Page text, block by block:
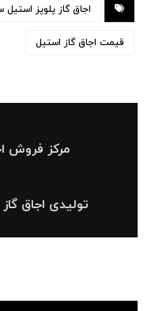
اجاق گاز پلوپز
قیمت اجاق گاز استيل
مرکز فروش
تولیدی اجاق